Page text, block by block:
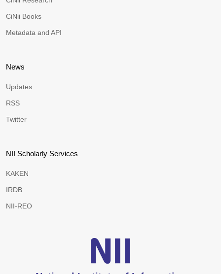
CiNii Books
Metadata and API
News
Updates
RSS
Twitter
NII Scholarly Services
KAKEN
IRDB
NII-REO